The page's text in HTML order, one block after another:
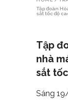
Tập đoàn
sắt tốc độ
Tập
nhà
sắt
Sáng